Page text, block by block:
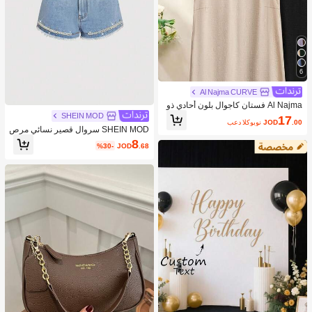
6
Al Najma CURVE
Al Najma فستان كاجوال بلون أحادي ذو
ياقة على شكل حرف V لحجم كبير للنسا
ء
JOD17 .00 بعد الكوبون
SHEIN MOD
SHEIN MOD سروال قصير نسائي مرص
ع بالراين والخرز الزجاجي وباللون الجينز
JOD8.68
%30-